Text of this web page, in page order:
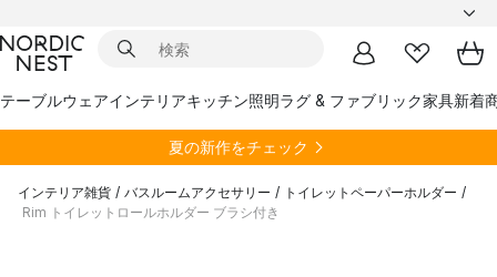
テーブルウェアインテリアキッチン照明ラグ & ファブリック家具新着
夏の新作をチェック
インテリア雑貨 / バスルームアクセサリー / トイレットペーパーホルダー /
Rim トイレットロールホルダー ブラシ付き